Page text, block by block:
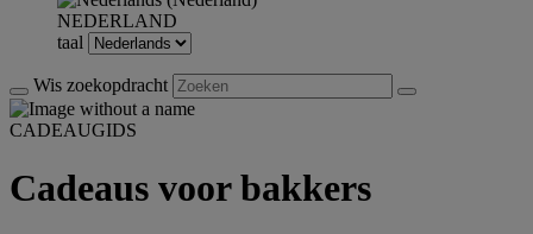
NEDERLAND
taal
Wis zoekopdracht
CADEAUGIDS
Cadeaus voor bakkers